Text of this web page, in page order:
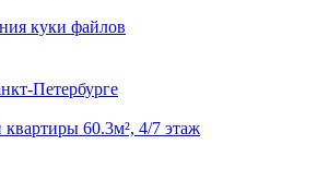
куки файлов
Петербурге
60.3м², 4/7 этаж